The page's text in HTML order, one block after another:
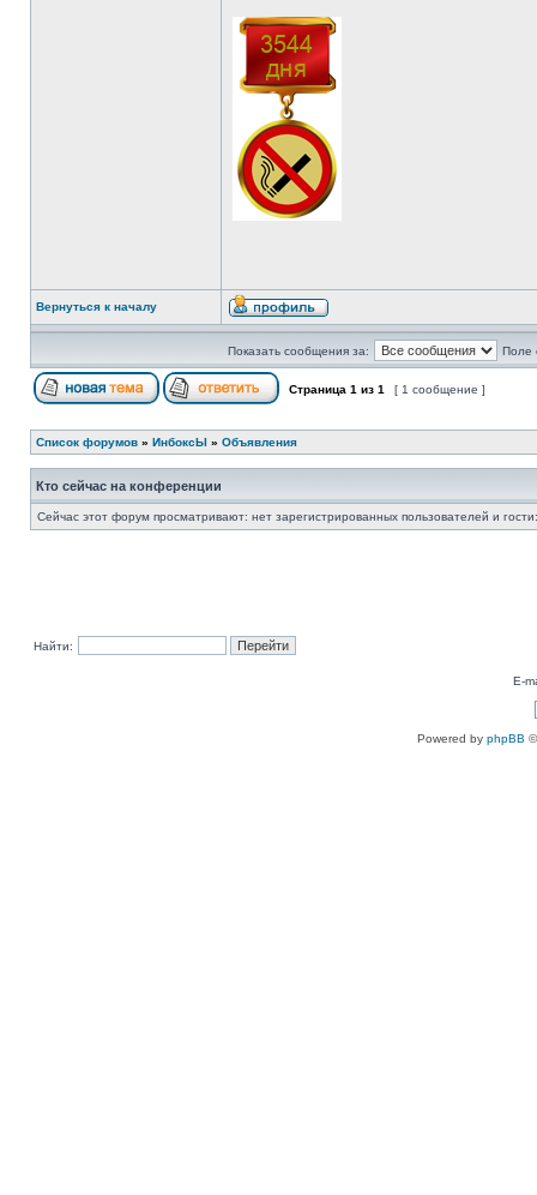
Вернуться к началу
Показать сообщения за: Поле
Страница 1 из 1 [ 1 сообщение ]
Список форумов » ИнбоксЫ » Объявления
Кто сейчас на конференции
Сейчас этот форум просматривают: нет зарегистрированных пользователей и
Найти:
E-
Powered by phpBB